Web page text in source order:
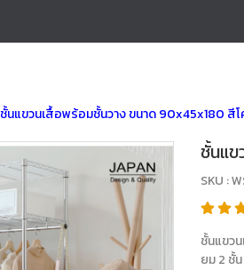
ชั้นแขวนเสื้อพร้อมชั้นวาง ขนาด 90x45x180 สีโ
ชั้นแ
SKU :
ชั้นแขว
ยม 2 ชั้